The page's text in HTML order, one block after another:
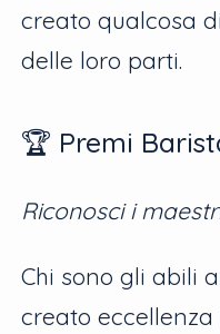
creato qualcosa
delle loro parti.
🏆 Premi
Riconosci i
Chi sono gli abili
creato